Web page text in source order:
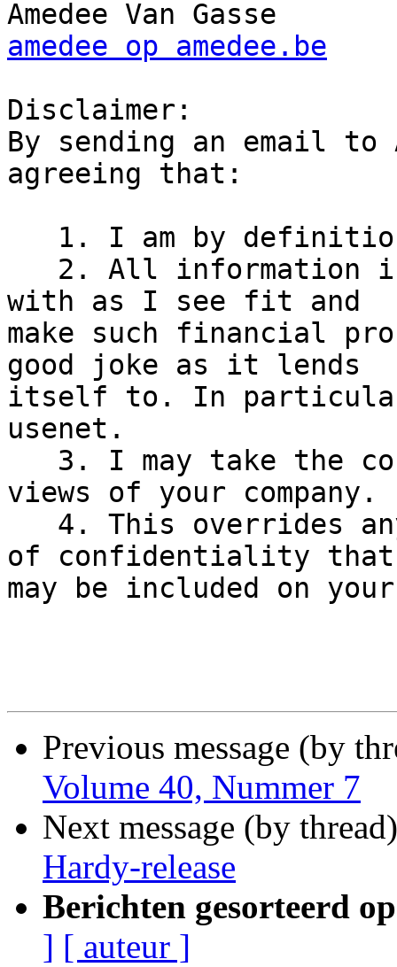
amedee op amedee.be
Disclaimer:
By sending an email to
agreeing that:
with as I see fit and
make such financial
good joke as it lends
itself to. In
usenet.
views of your company.
of confidentiality that
may be included on your
Previous message (by
Volume 40, Nummer 7
Next message (by
Hardy-release
Berichten gesorteerd
] [ auteur ]